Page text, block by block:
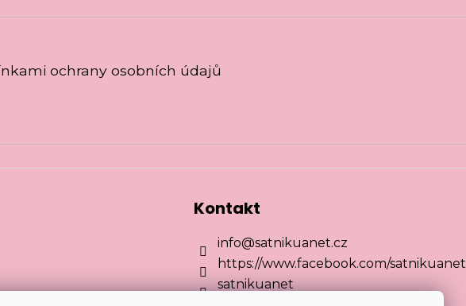
ochrany osobních údajů
Kontakt
info@satnikuanet.cz
https://www.facebook.com/satnikuanet
satnikuanet